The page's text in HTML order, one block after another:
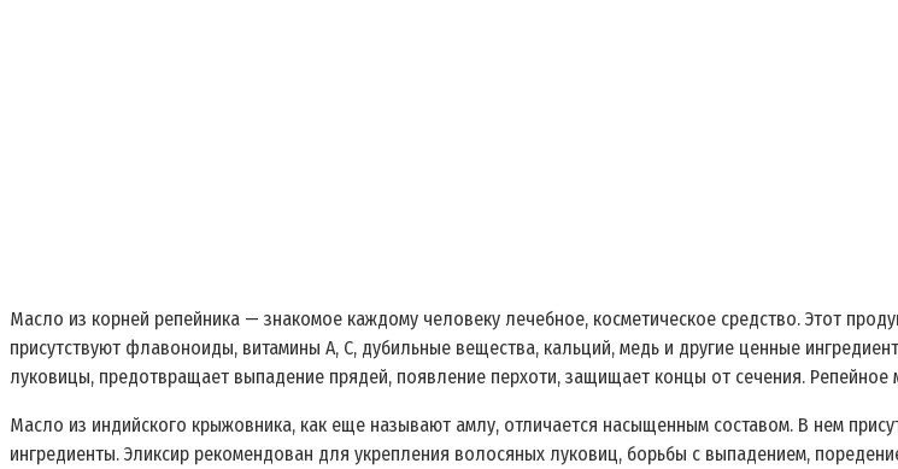
Масло из корней репейника — знакомое каждому человеку лечебное, косметическое средство. Этот
присутствуют флавоноиды, витамины А, С, дубильные вещества, кальций, медь и другие ценные
луковицы, предотвращает выпадение прядей, появление перхоти, защищает концы от сечения.
Масло из индийского крыжовника, как еще называют амлу, отличается насыщенным составом. В нем
ингредиенты. Эликсир рекомендован для укрепления волосяных луковиц, борьбы с выпадением,